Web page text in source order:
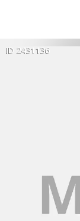
ID 2431136